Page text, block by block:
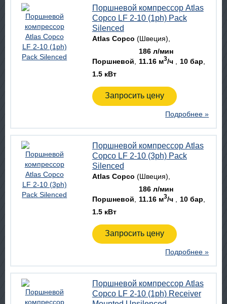
Поршневой компрессор Atlas
Copco LF 2-10 (1ph) Pack
Silenced
Atlas Copco (Швеция)
Поршневой
186 л/мин
11.16 м3/ч
10 бар
1.5 кВт
Запросить цену
Подробнее »
Поршневой компрессор Atlas
Copco LF 2-10 (3ph) Pack
Silenced
Atlas Copco (Швеция)
Поршневой
186 л/мин
11.16 м3/ч
10 бар
1.5 кВт
Запросить цену
Подробнее »
Поршневой компрессор Atlas
Copco LF 2-10 (1ph) Receiver